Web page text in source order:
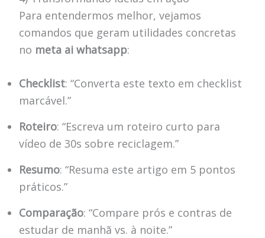
Para entendermos melhor, vejamos
comandos que geram utilidades concretas
no meta ai whatsapp:
Checklist: “Converta este texto em checklist
marcável.”
Roteiro: “Escreva um roteiro curto para
vídeo de 30s sobre reciclagem.”
Resumo: “Resuma este artigo em 5 pontos
práticos.”
Comparação: “Compare prós e contras de
estudar de manhã vs. à noite.”